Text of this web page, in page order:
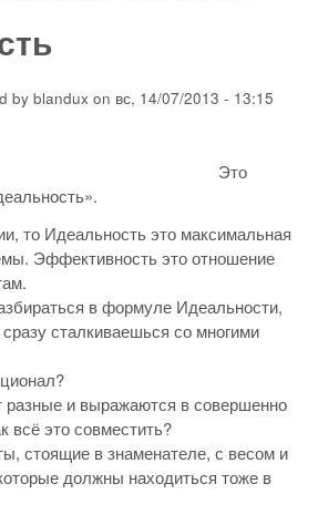
by blandux on вс, 14/07/2013 - 13:15
то Идеальность это максимальная
Эффективность это отношение
в формуле Идеальности,
сталкиваешься со многими
и выражаются в совершенно
всё это совместить?
стоящие в знаменателе, с весом и
должны находиться тоже в